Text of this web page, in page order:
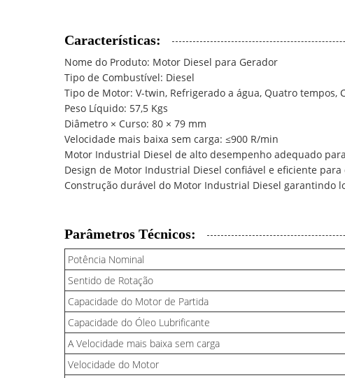
Características:
Nome do Produto: Motor Diesel para Gerador
Tipo de Combustível: Diesel
Tipo de Motor: V-twin, Refrigerado a água, Quatro tempos,
Peso Líquido: 57,5 Kgs
Diâmetro × Curso: 80 × 79 mm
Velocidade mais baixa sem carga: ≤900 R/min
Motor Industrial Diesel de alto desempenho adequado
Design de Motor Industrial Diesel confiável e eficiente
Construção durável do Motor Industrial Diesel garantindo
Parâmetros Técnicos:
Potência Nominal
Sentido de Rotação
Capacidade do Motor de Partida
Capacidade do Óleo Lubrificante
A Velocidade mais baixa sem carga
Velocidade do Motor